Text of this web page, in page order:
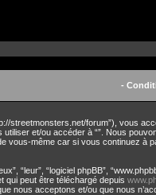
-
streetmonsters.net/forum”), vous
et/ou accéder à “”. Nous
vous-même car si vous continuez à
“leur”, “logiciel phpBB”,
qui peut être téléchargé depuis
nous acceptons et/ou que nous